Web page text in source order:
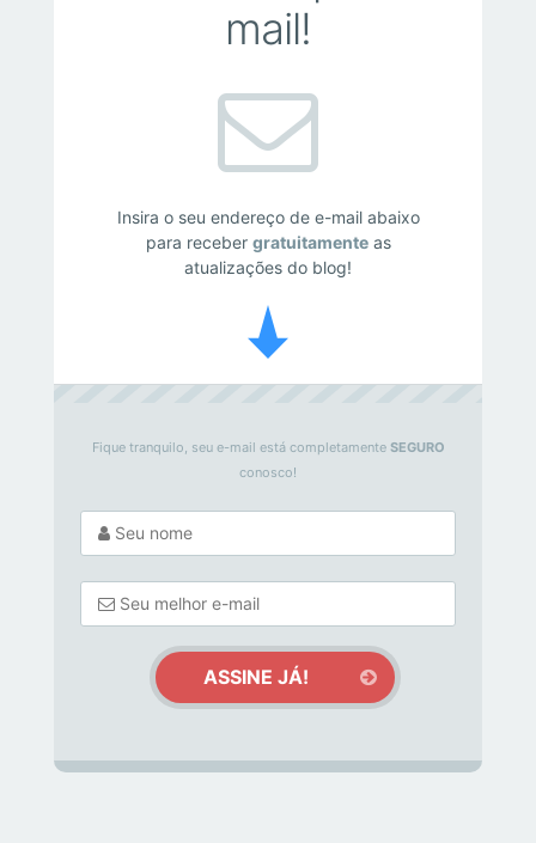
mail!
Insira o seu endereço de e-mail abaixo
para receber gratuitamenteas
atualizações do blog!
Fique tranquilo, seu e-mail está completamente SEGURO
conosco!